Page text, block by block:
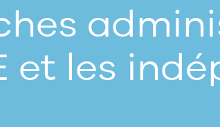
et les